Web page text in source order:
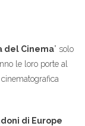
del Cinema” solo
le loro porte al
di Europe